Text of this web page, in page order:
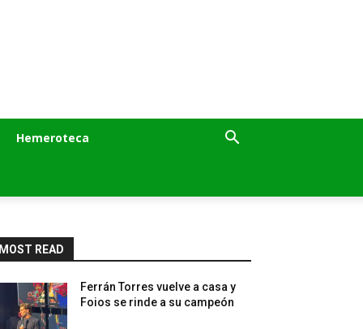
Hemeroteca
MOST READ
Ferrán Torres vuelve a casa y
Foios se rinde a su campeón